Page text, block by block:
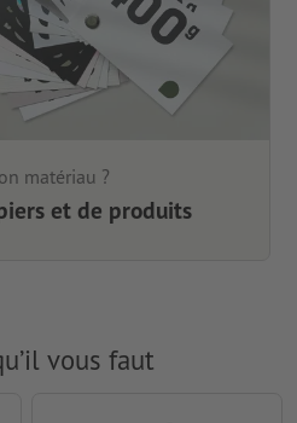
matériau ?
et de produits
vous faut